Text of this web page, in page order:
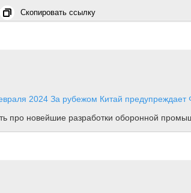
Скопировать ссылку
2024 За рубежом Китай предупреждает
про новейшие разработки оборонной